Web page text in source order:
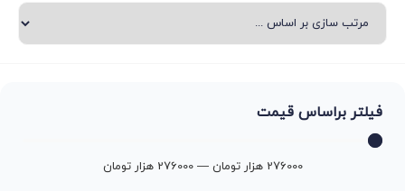
فیلتر براساس قیمت
276000 هزار تومان —
276000 هزار تومان